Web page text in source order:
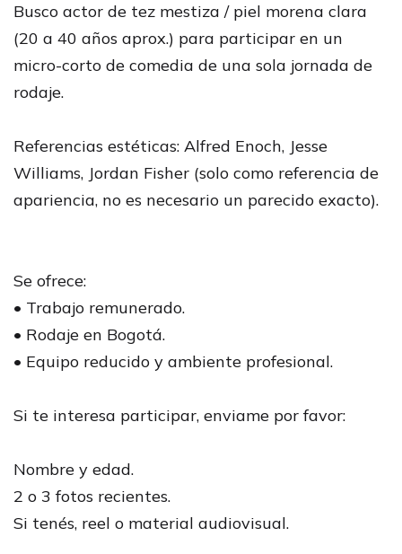
Busco actor de tez mestiza / piel morena clara
(20 a 40 años aprox.) para participar en un
micro-corto de comedia de una sola jornada de
rodaje.
Referencias estéticas: Alfred Enoch, Jesse
Williams, Jordan Fisher (solo como referencia de
apariencia, no es necesario un parecido exacto).
Se ofrece:
• Trabajo remunerado.
• Rodaje en Bogotá.
• Equipo reducido y ambiente profesional.
Si te interesa participar, enviame por favor:
Nombre y edad.
2 o 3 fotos recientes.
Si tenés, reel o material audiovisual.